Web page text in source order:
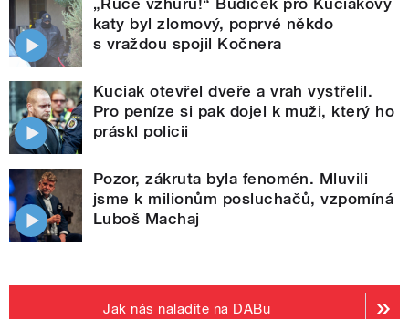
„Ruce vzhůru!“ Budíček pro Kuciakovy
katy byl zlomový, poprvé někdo
s vraždou spojil Kočnera
Kuciak otevřel dveře a vrah vystřelil.
Pro peníze si pak dojel k muži, který ho
práskl policii
Pozor, zákruta byla fenomén. Mluvili
jsme k milionům posluchačů, vzpomíná
Luboš Machaj
Jak nás naladíte na DABu